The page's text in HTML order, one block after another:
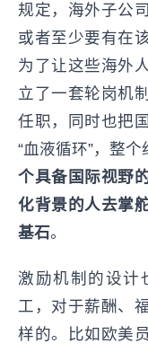
规定，海外子公
或者至少要有在
为了让这些海外
立了一套轮岗机
任职，同时也把
“血液循环”，整
个具备国际视野
化背景的人去掌
基石。
激励机制的设计
工，对于薪酬、
样的。比如欧美